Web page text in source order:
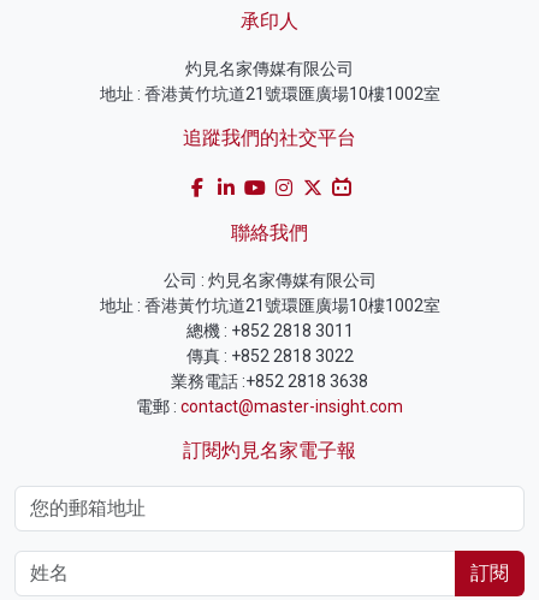
承印人
灼見名家傳媒有限公司
地址 : 香港黃竹坑道21號環匯廣場10樓1002室
追蹤我們的社交平台
聯絡我們
公司 : 灼見名家傳媒有限公司
地址 : 香港黃竹坑道21號環匯廣場10樓1002室
總機 : +852 2818 3011
傳真 : +852 2818 3022
業務電話 :+852 2818 3638
電郵 : contact@master-insight.com
訂閱灼見名家電子報
訂閱